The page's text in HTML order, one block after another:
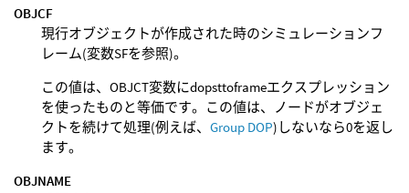
OBJCF
現行オブジェクトが作成された時のシミュレーションフ
レーム(変数SFを参照)。
この値は、OBJCT変数にdopsttoframeエクスプレッション
を使ったものと等価です。この値は、ノードがオブジェ
クトを続けて処理(例えば、 Group DOP)しないなら0を返し
ます。
OBJNAME